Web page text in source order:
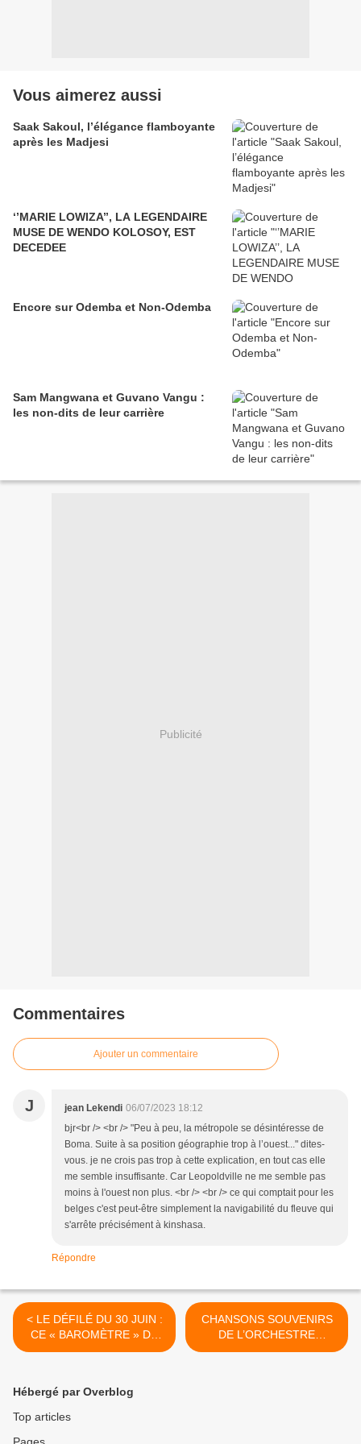
Vous aimerez aussi
Saak Sakoul, l’élégance flamboyante
après les Madjesi
‘’MARIE LOWIZA’’, LA LEGENDAIRE
MUSE DE WENDO KOLOSOY, EST
DECEDEE
Encore sur Odemba et Non-Odemba
Sam Mangwana et Guvano Vangu :
les non-dits de leur carrière
Publicité
Commentaires
Ajouter un commentaire
J jean Lekendi 06/07/2023 18:12
bjr<br /> <br /> "Peu à peu, la métropole se désintéresse de
Boma. Suite à sa position géographie trop à l’ouest..." dites-
vous. je ne crois pas trop à cette explication, en tout cas elle
me semble insuffisante. Car Leopoldville ne me semble pas
moins à l'ouest non plus. <br /> <br /> ce qui comptait pour les
belges c'est peut-être simplement la navigabilité du fleuve qui
s'arrête précisément à kinshasa.
Répondre
< LE DÉFILÉ DU 30 JUIN :
CE « BAROMÈTRE » DE
LA SOUVERAINETÉ
CHANSONS SOUVENIRS
DE L’ORCHESTRE
CERCUL-JAZZ. >
Hébergé par Overblog
Top articles
Pages